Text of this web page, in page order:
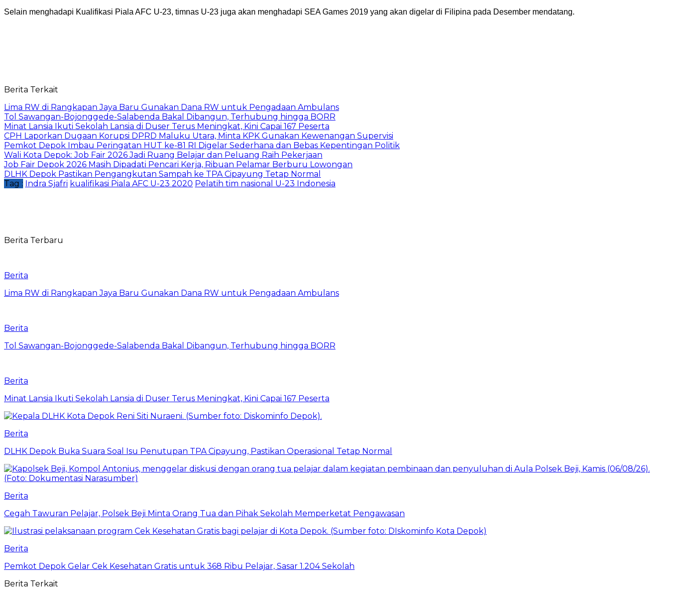
Selain menghadapi Kualifikasi Piala AFC U-23, timnas U-23 juga akan menghadapi SEA Games 2019 yang akan digelar di Filipina pada Desember mendatang.
Berita Terkait
Lima RW di Rangkapan Jaya Baru Gunakan Dana RW untuk Pengadaan Ambulans
Tol Sawangan-Bojonggede-Salabenda Bakal Dibangun, Terhubung hingga BORR
Minat Lansia Ikuti Sekolah Lansia di Duser Terus Meningkat, Kini Capai 167 Peserta
CPH Laporkan Dugaan Korupsi DPRD Maluku Utara, Minta KPK Gunakan Kewenangan Supervisi
Pemkot Depok Imbau Peringatan HUT ke-81 RI Digelar Sederhana dan Bebas Kepentingan Politik
Wali Kota Depok: Job Fair 2026 Jadi Ruang Belajar dan Peluang Raih Pekerjaan
Job Fair Depok 2026 Masih Dipadati Pencari Kerja, Ribuan Pelamar Berburu Lowongan
DLHK Depok Pastikan Pengangkutan Sampah ke TPA Cipayung Tetap Normal
Tag : Indra Sjafri kualifikasi Piala AFC U-23 2020 Pelatih tim nasional U-23 Indonesia
Berita Terbaru
Berita
Lima RW di Rangkapan Jaya Baru Gunakan Dana RW untuk Pengadaan Ambulans
Berita
Tol Sawangan-Bojonggede-Salabenda Bakal Dibangun, Terhubung hingga BORR
Berita
Minat Lansia Ikuti Sekolah Lansia di Duser Terus Meningkat, Kini Capai 167 Peserta
Berita
DLHK Depok Buka Suara Soal Isu Penutupan TPA Cipayung, Pastikan Operasional Tetap Normal
Berita
Cegah Tawuran Pelajar, Polsek Beji Minta Orang Tua dan Pihak Sekolah Memperketat Pengawasan
Berita
Pemkot Depok Gelar Cek Kesehatan Gratis untuk 368 Ribu Pelajar, Sasar 1.204 Sekolah
Berita Terkait